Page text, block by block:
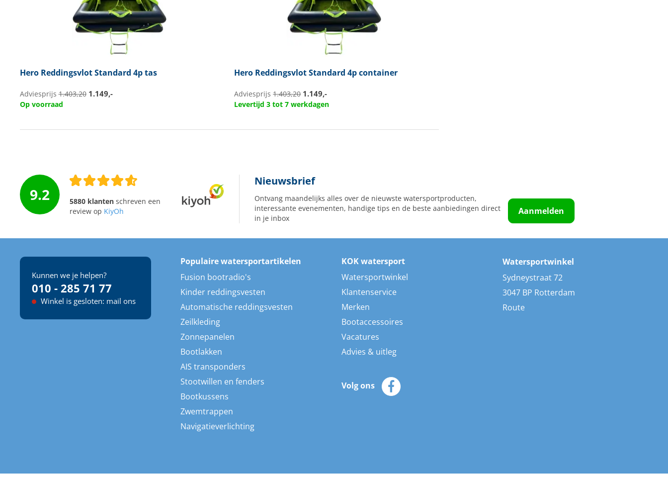
HeroReddingsvlot Standard 4p tas
Adviesprijs1.403,20 1.149,-
Op voorraad
Hero Reddingsvlot Standard 4p container
Adviesprijs1.403,20 1.149,-
Levertijd 3 tot 7 werkdagen
9.2 5880 klantenschreven een
review op KiyOh
Nieuwsbrief
Ontvang maandelijks alles over de nieuwste watersportproducten,
interessante evenementen, handige tips en de beste aanbiedingen direct
in je inbox
Aanmelden
Kunnen we je helpen?
010 - 285 71 77
Winkel is gesloten: mail ons
Populaire watersportartikelen
Fusion bootradio's
Kinder reddingsvesten
Automatische reddingsvesten
Zeilkleding
Zonnepanelen
Bootlakken
AIS transponders
Stootwillen en fenders
Bootkussens
Zwemtrappen
Navigatieverlichting
KOK watersport
Watersportwinkel
Klantenservice
Merken
Bootaccessoires
Vacatures
Advies & uitleg
Volg ons
Watersportwinkel
Sydneystraat 72
3047 BP Rotterdam
Route